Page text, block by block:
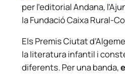
per l’editorial Andana,
la Fundació Caixa Rural-
Els Premis Ciutat
la literatura infantil i
diferents. Per una banda,